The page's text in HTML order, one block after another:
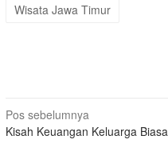
Wisata Jawa Timur
Navigasi
pos
Pos sebelumnya
Kisah Keuangan Keluarga Biasa